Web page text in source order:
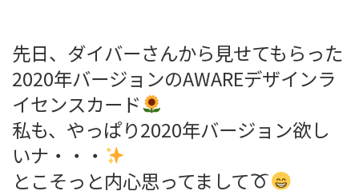
先日、ダイバーさんから見せてもらった
2020年バージョンのAWAREデザインラ
イセンスカード
私も、やっぱり2020年バージョン欲し
いナ・・・
とこそっと内心思ってまして